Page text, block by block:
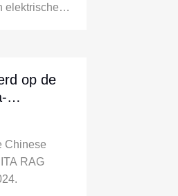
elektrische
is de
op de
Chinese
RAG